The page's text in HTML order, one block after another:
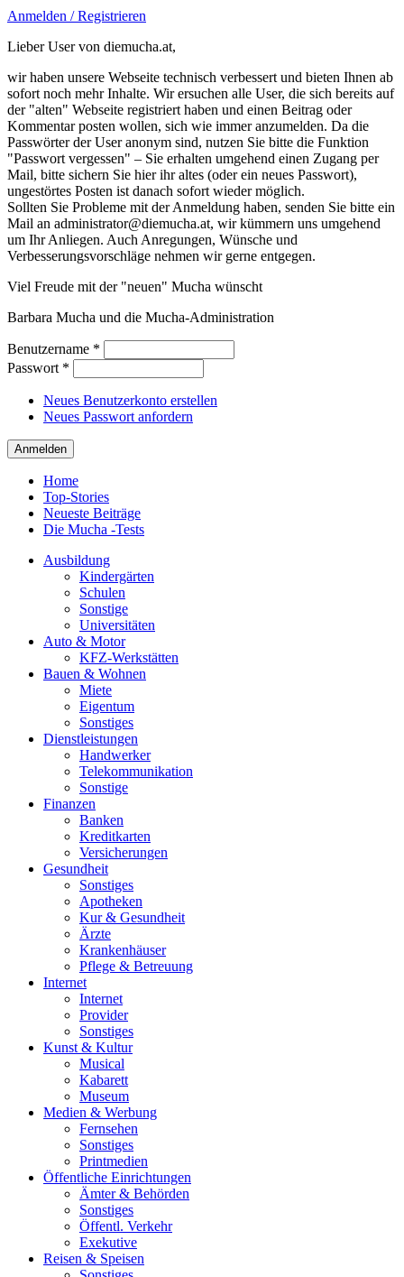
Anmelden / Registrieren
Lieber User von diemucha.at,
wir haben unsere Webseite technisch verbessert und bieten Ihnen ab
sofort noch mehr Inhalte. Wir ersuchen alle User, die sich bereits auf
der "alten" Webseite registriert haben und einen Beitrag oder
Kommentar posten wollen, sich wie immer anzumelden. Da die
Passwörter der User anonym sind, nutzen Sie bitte die Funktion
"Passwort vergessen" – Sie erhalten umgehend einen Zugang per
Mail, bitte sichern Sie hier ihr altes (oder ein neues Passwort),
ungestörtes Posten ist danach sofort wieder möglich.
Sollten Sie Probleme mit der Anmeldung haben, senden Sie bitte ein
Mail an administrator@diemucha.at, wir kümmern uns umgehend
um Ihr Anliegen. Auch Anregungen, Wünsche und
Verbesserungsvorschläge nehmen wir gerne entgegen.
Viel Freude mit der "neuen" Mucha wünscht
Barbara Mucha und die Mucha-Administration
Benutzername *
Passwort *
Neues Benutzerkonto erstellen
Neues Passwort anfordern
Home
Top-Stories
Neueste Beiträge
Die Mucha -Tests
Ausbildung
Kindergärten
Schulen
Sonstige
Universitäten
Auto & Motor
KFZ-Werkstätten
Bauen & Wohnen
Miete
Eigentum
Sonstiges
Dienstleistungen
Handwerker
Telekommunikation
Sonstige
Finanzen
Banken
Kreditkarten
Versicherungen
Gesundheit
Sonstiges
Apotheken
Kur & Gesundheit
Ärzte
Krankenhäuser
Pflege & Betreuung
Internet
Internet
Provider
Sonstiges
Kunst & Kultur
Musical
Kabarett
Museum
Medien & Werbung
Fernsehen
Sonstiges
Printmedien
Öffentliche Einrichtungen
Ämter & Behörden
Sonstiges
Öffentl. Verkehr
Exekutive
Reisen & Speisen